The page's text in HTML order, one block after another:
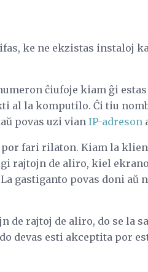
ke ne ekzistas instaloj
ĉiufoje kiam ĝi
al la komputilo. Ĉi tiu
povas uzi vian IP-adreson
fari rilaton. Kiam la
rajtojn de aliro, kiel
gastiganto povas doni aŭ
de rajtoj de aliro, do se la
devas esti akceptita por